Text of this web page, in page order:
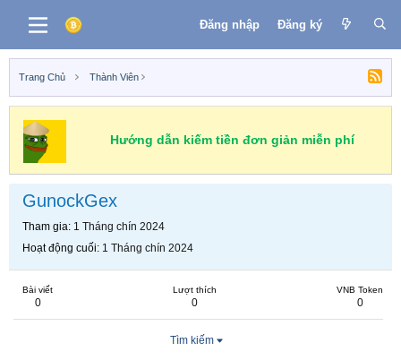
Đăng nhập Đăng ký
Trang Chủ Thành Viên
Hướng dẫn kiếm tiền đơn giản miễn phí
GunockGex
Tham gia 1 Tháng chín 2024
Hoạt động cuối 1 Tháng chín 2024
Bài viết
0
Lượt thích
0
VNB Token
0
Tìm kiếm